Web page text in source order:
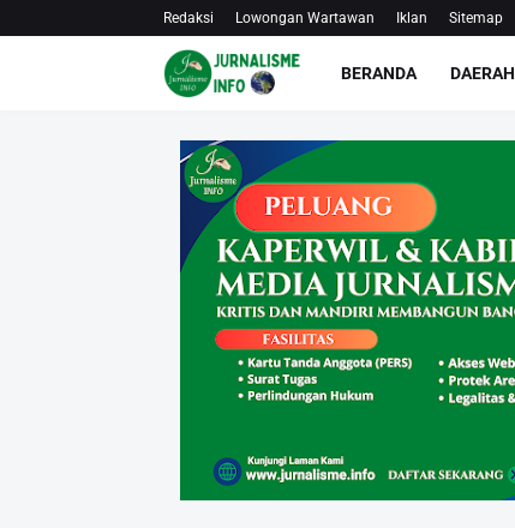
Redaksi Lowongan Wartawan Iklan Sitemap
BERANDA DAERAH